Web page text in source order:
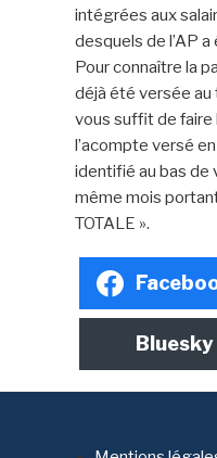
intégrées aux
desquels de l’AP
Pour connaître la
déjà été versée au
vous suffit de
l’acompte versé
identifié au bas de
même mois
TOTALE ».
Bluesky